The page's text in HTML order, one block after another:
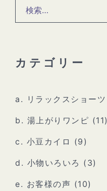
索:
カテゴリー
a. リラックスショーツ
b. 湯上がりワンピ (11)
c. 小豆カイロ (9)
d. 小物いろいろ (3)
e. お客様の声 (10)